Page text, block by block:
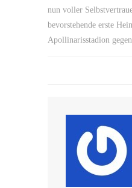
nun voller
bevorstehende erste
Apollinarisstadion